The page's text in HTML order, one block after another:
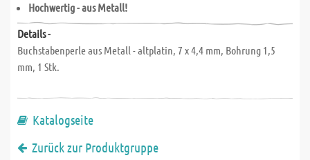
Hochwertig - aus Metall!
Details -
Buchstabenperle aus Metall - altplatin, 7 x 4,4 mm, Bohrung 1,5
mm, 1 Stk.
Katalogseite
Zurück zur Produktgruppe